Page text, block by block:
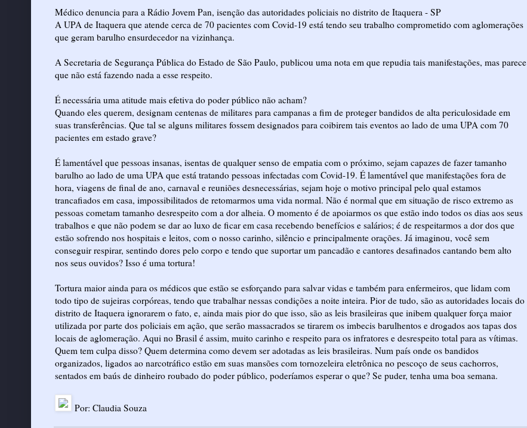
Médico denuncia para a Rádio Jovem Pan, isenção das autoridades policiais no distrito de Itaquera - SP
A UPA de Itaquera que atende cerca de 70 pacientes com Covid-19 está tendo seu trabalho comprometido com aglomerações
que geram barulho ensurdecedor na vizinhança.
A Secretaria de Segurança Pública do Estado de São Paulo, publicou uma nota em que repudia tais manifestações, mas parece
que não está fazendo nada a esse respeito.
É necessária uma atitude mais efetiva do poder público não acham?
Quando eles querem, designam centenas de militares para campanas a fim de proteger bandidos de alta periculosidade em
suas transferências. Que tal se alguns militares fossem designados para coibirem tais eventos ao lado de uma UPA com 70
pacientes em estado grave?
É lamentável que pessoas insanas, isentas de qualquer senso de empatia com o próximo, sejam capazes de fazer tamanho
barulho ao lado de uma UPA que está tratando pessoas infectadas com Covid-19. É lamentável que manifestações fora de
hora, viagens de final de ano, carnaval e reuniões desnecessárias, sejam hoje o motivo principal pelo qual estamos
trancafiados em casa, impossibilitados de retomarmos uma vida normal. Não é normal que em situação de risco extremo as
pessoas cometam tamanho desrespeito com a dor alheia. O momento é de apoiarmos os que estão indo todos os dias aos seus
trabalhos e que não podem se dar ao luxo de ficar em casa recebendo benefícios e salários; é de respeitarmos a dor dos que
estão sofrendo nos hospitais e leitos, com o nosso carinho, silêncio e principalmente orações. Já imaginou, você sem
conseguir respirar, sentindo dores pelo corpo e tendo que suportar um pancadão e cantores desafinados cantando bem alto
nos seus ouvidos? Isso é uma tortura!
Tortura maior ainda para os médicos que estão se esforçando para salvar vidas e também para enfermeiros, que lidam com
todo tipo de sujeiras corpóreas, tendo que trabalhar nessas condições a noite inteira. Pior de tudo, são as autoridades locais do
distrito de Itaquera ignorarem o fato, e, ainda mais pior do que isso, são as leis brasileiras que inibem qualquer força maior
utilizada por parte dos policiais em ação, que serão massacrados se tirarem os imbecis barulhentos e drogados aos tapas dos
locais de aglomeração. Aqui no Brasil é assim, muito carinho e respeito para os infratores e desrespeito total para as vítimas.
Quem tem culpa disso? Quem determina como devem ser adotadas as leis brasileiras. Num país onde os bandidos
organizados, ligados ao narcotráfico estão em suas mansões com tornozeleira eletrônica no pescoço de seus cachorros,
sentados em baús de dinheiro roubado do poder público, poderíamos esperar o que? Se puder, tenha uma boa semana.
Por: Claudia Souza